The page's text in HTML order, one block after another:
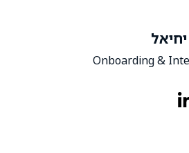
Onboarding &